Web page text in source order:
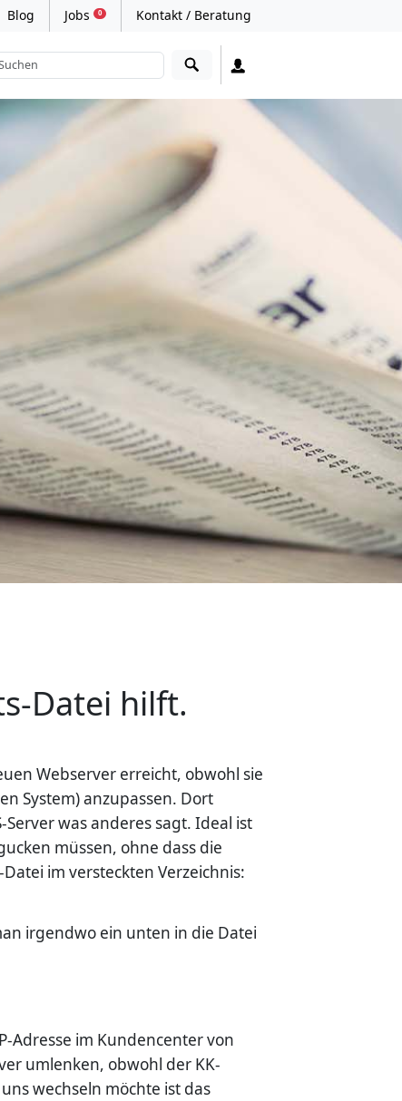
Blog Jobs 0 Kontakt / Beratung
Datei hilft.
Webserver erreicht, obwohl sie
System) anzupassen. Dort
was anderes sagt. Ideal ist
müssen, ohne dass die
im versteckten Verzeichnis:
irgendwo ein unten in die Datei
Adresse im Kundencenter von
umlenken, obwohl der KK-
wechseln möchte ist das